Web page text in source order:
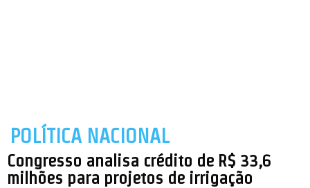
POLÍTICA NACIONAL
Congresso analisa crédito de R$ 33,6
milhões para projetos de irrigação